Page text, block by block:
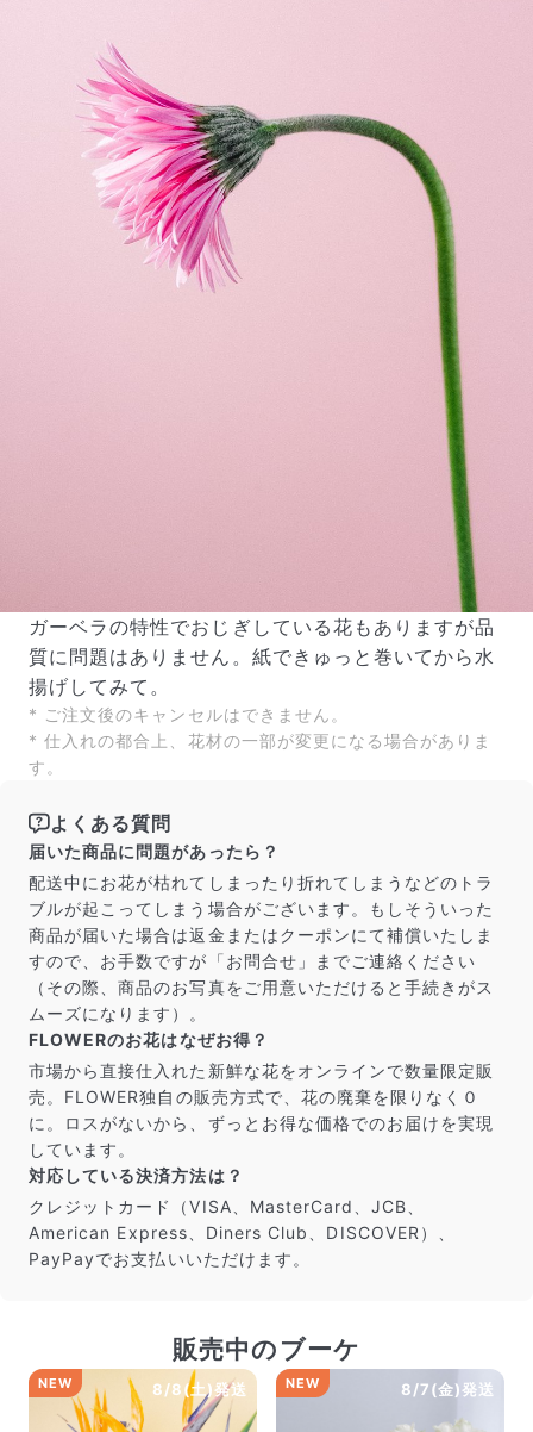
ガーベラの特性でおじぎしている花もありますが品
質に問題はありません。紙できゅっと巻いてから水
揚げしてみて。
* ご注文後のキャンセルはできません。
* 仕入れの都合上、花材の一部が変更になる場合がありま
す。
よくある質問
届いた商品に問題があったら？
配送中にお花が枯れてしまったり折れてしまうなどのトラ
ブルが起こってしまう場合がございます。もしそういった
商品が届いた場合は返金またはクーポンにて補償いたしま
すので、お手数ですが「お問合せ」までご連絡ください
（その際、商品のお写真をご用意いただけると手続きがス
ムーズになります）。
FLOWERのお花はなぜお得？
市場から直接仕入れた新鮮な花をオンラインで数量限定販
売。FLOWER独自の販売方式で、花の廃棄を限りなく０
に。ロスがないから、ずっとお得な価格でのお届けを実現
しています。
対応している決済方法は？
クレジットカード（VISA、MasterCard、JCB、
American Express、Diners Club、DISCOVER）、
PayPayでお支払いいただけます。
販売中のブーケ
8/8(土)発送
NEW 8/7(金)発送
NEW